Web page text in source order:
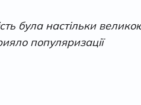
була настільки
популяризації